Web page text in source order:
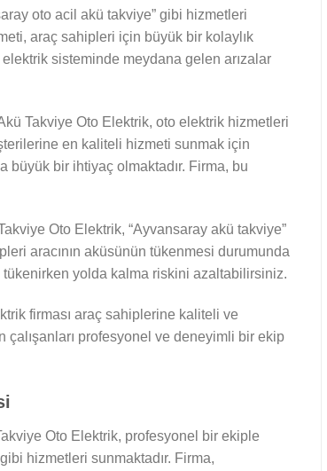
oto acil akü takviye” gibi hizmetleri
araç sahipleri için büyük bir kolaylık
elektrik sisteminde meydana gelen arızalar
Takviye Oto Elektrik, oto elektrik hizmetleri
en kaliteli hizmeti sunmak için
büyük bir ihtiyaç olmaktadır. Firma, bu
Oto Elektrik, “Ayvansaray akü takviye”
aracının aküsünün tükenmesi durumunda
tükenirken yolda kalma riskini azaltabilirsiniz.
firması araç sahiplerine kaliteli ve
çalışanları profesyonel ve deneyimli bir ekip
Oto Elektrik, profesyonel bir ekiple
hizmetleri sunmaktadır. Firma,